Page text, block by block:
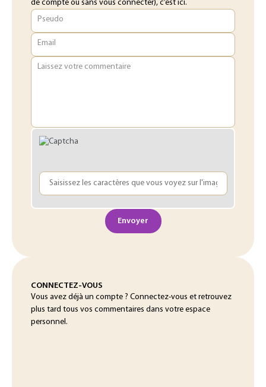
de compte ou sans vous connecter), c’est ici.
Pseudo
Email
Laissez votre commentaire
Envoyer
CONNECTEZ-VOUS
Vous avez déjà un compte ? Connectez-vous et retrouvez
plus tard tous vos commentaires dans votre espace
personnel.